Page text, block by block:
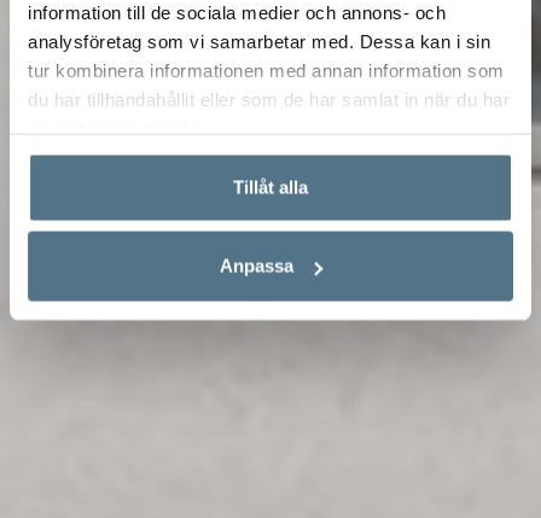
information till de sociala medier och annons- och
analysföretag som vi samarbetar med. Dessa kan i sin
tur kombinera informationen med annan information som
du har tillhandahållit eller som de har samlat in när du har
Tillåt alla
Anpassa